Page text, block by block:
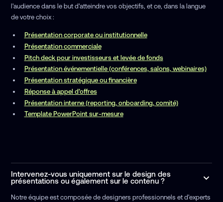
l'audience dans le but d'atteindre vos objectifs, et ce, dans la langue
de votre choix :
Présentation corporate ou institutionnelle
Présentation commerciale
Pitch deck pour investisseurs et levée de fonds
Présentation événementielle (conférences, salons, webinaires)
Présentation stratégique ou financière
Réponse à appel d’offres
Présentation interne (reporting, onboarding, comité)
Template PowerPoint sur-mesure
Intervenez-vous uniquement sur le design des
présentations ou également sur le contenu ?
Notre équipe est composée de designers professionnels et d'experts